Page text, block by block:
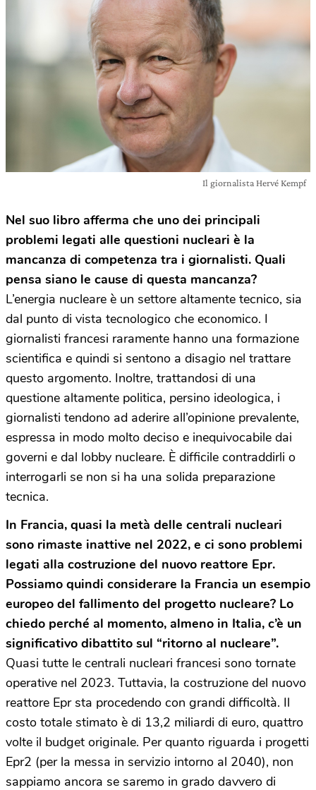
Il giornalista Hervé Kempf
Nel suo libro afferma che uno dei principali
problemi legati alle questioni nucleari è la
mancanza di competenza tra i giornalisti. Quali
pensa siano le cause di questa mancanza?
L’energia nucleare è un settore altamente tecnico, sia
dal punto di vista tecnologico che economico. I
giornalisti francesi raramente hanno una formazione
scientifica e quindi si sentono a disagio nel trattare
questo argomento. Inoltre, trattandosi di una
questione altamente politica, persino ideologica, i
giornalisti tendono ad aderire all’opinione prevalente,
espressa in modo molto deciso e inequivocabile dai
governi e dal lobby nucleare. È difficile contraddirli o
interrogarli se non si ha una solida preparazione
tecnica.
In Francia, quasi la metà delle centrali nucleari
sono rimaste inattive nel 2022, e ci sono problemi
legati alla costruzione del nuovo reattore Epr.
Possiamo quindi considerare la Francia un esempio
europeo del fallimento del progetto nucleare? Lo
chiedo perché al momento, almeno in Italia, c’è un
significativo dibattito sul “ritorno al nucleare”.
Quasi tutte le centrali nucleari francesi sono tornate
operative nel 2023. Tuttavia, la costruzione del nuovo
reattore Epr sta procedendo con grandi difficoltà. Il
costo totale stimato è di 13,2 miliardi di euro, quattro
volte il budget originale. Per quanto riguarda i progetti
Epr2 (per la messa in servizio intorno al 2040), non
sappiamo ancora se saremo in grado davvero di